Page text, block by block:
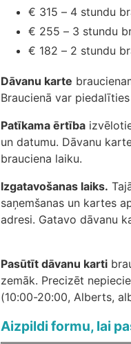
€ 315 – 4 stundu
€ 255 – 3 stundu
€ 182 – 2 stundu
Dāvanu karte
Braucienā var
Patīkama ērtība
un datumu. Dāvanu
brauciena laiku.
Izgatavošanas laiks.
saņemšanas un kartes
adresi. Gatavo dāvanu
Pasūtīt dāvanu karti
zemāk. Precizēt
(10:00-20:00, Alberts,
Aizpildi formu, lai